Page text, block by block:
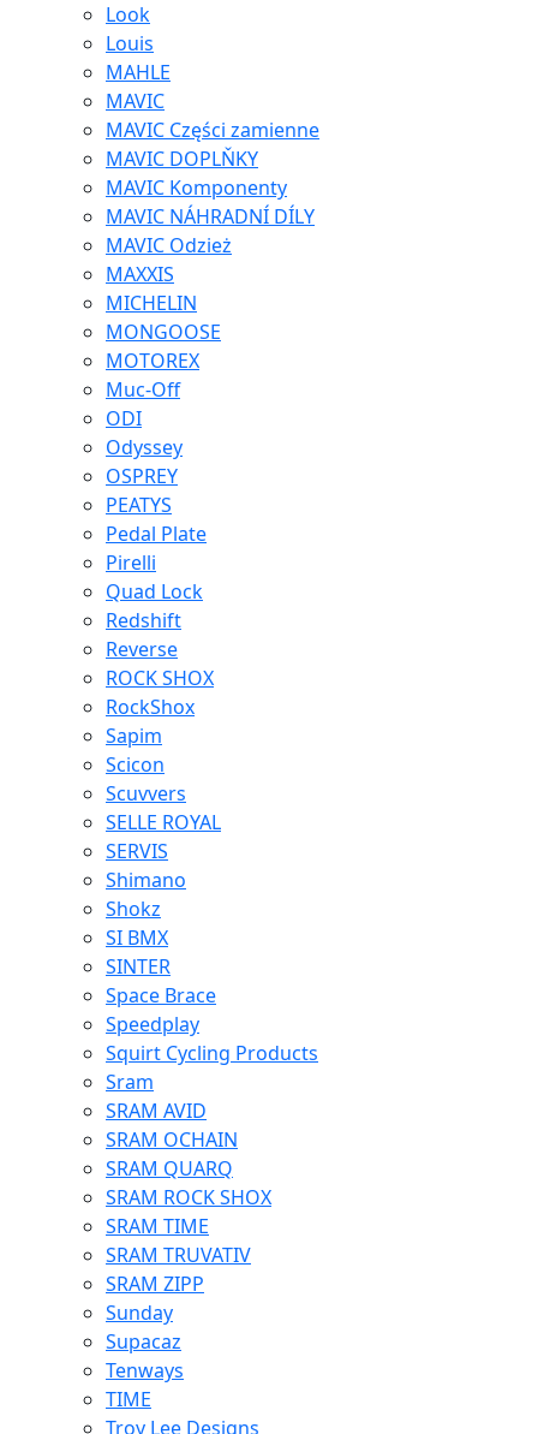
Look
Louis
MAHLE
MAVIC
MAVIC Części zamienne
MAVIC DOPLŇKY
MAVIC Komponenty
MAVIC NÁHRADNÍ DÍLY
MAVIC Odzież
MAXXIS
MICHELIN
MONGOOSE
MOTOREX
Muc-Off
ODI
Odyssey
OSPREY
PEATYS
Pedal Plate
Pirelli
Quad Lock
Redshift
Reverse
ROCK SHOX
RockShox
Sapim
Scicon
Scuvvers
SELLE ROYAL
SERVIS
Shimano
Shokz
SI BMX
SINTER
Space Brace
Speedplay
Squirt Cycling Products
Sram
SRAM AVID
SRAM OCHAIN
SRAM QUARQ
SRAM ROCK SHOX
SRAM TIME
SRAM TRUVATIV
SRAM ZIPP
Sunday
Supacaz
Tenways
TIME
Troy Lee Designs